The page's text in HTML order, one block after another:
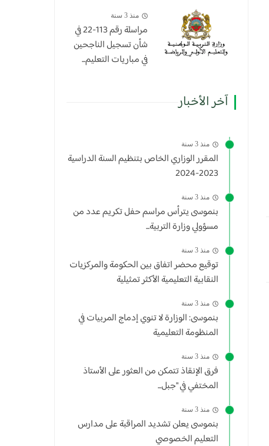
منذ 3 سنة
مراسلة رقم 113-22 في
شأن تسجيل الناجحين
في مباريات التعليم...
آخر الأخبار
منذ 3 سنة
المقرر الوزاري الخاص بتنظيم السنة الدراسية
2023-2024
منذ 3 سنة
بنموسى يترأس مراسم حفل تكريم عدد من
مسؤولي وزارة التربية...
منذ 3 سنة
توقيع محضر اتفاق بين الحكومة والمركزيات
النقابية التعليمية الأكثر تمثيلية
منذ 3 سنة
بنموسى: الوزارة لا تنوي إدماج المربيات في
المنظومة التعليمية
منذ 3 سنة
فرق الإنقاذ تتمكن من العثور على الأستاذ
المختفي في "جبل...
منذ 3 سنة
بنموسى يعلن تشديد المراقبة على مدارس
التعليم الخصوصي